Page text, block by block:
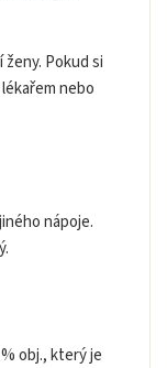
Pokud si
nebo
nápoje.
obj., který je